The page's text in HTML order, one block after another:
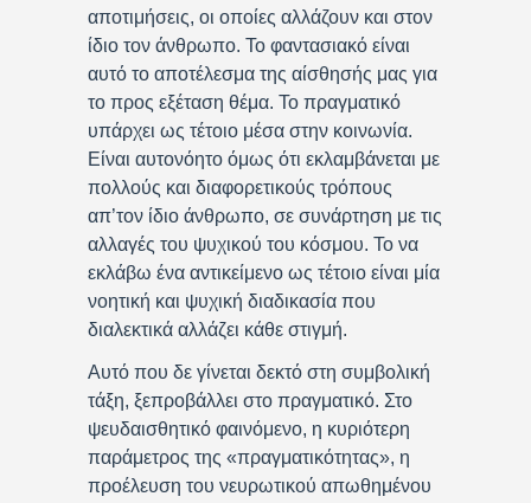
αποτιμήσεις, οι οποίες αλλάζουν και στον
ίδιο τον άνθρωπο. Το φαντασιακό είναι
αυτό το αποτέλεσμα της αίσθησής μας για
το προς εξέταση θέμα. Το πραγματικό
υπάρχει ως τέτοιο μέσα στην κοινωνία.
Είναι αυτονόητο όμως ότι εκλαμβάνεται με
πολλούς και διαφορετικούς τρόπους
απ’τον ίδιο άνθρωπο, σε συνάρτηση με τις
αλλαγές του ψυχικού του κόσμου. Το να
εκλάβω ένα αντικείμενο ως τέτοιο είναι μία
νοητική και ψυχική διαδικασία που
διαλεκτικά αλλάζει κάθε στιγμή.
Αυτό που δε γίνεται δεκτό στη συμβολική
τάξη, ξεπροβάλλει στο πραγματικό. Στο
ψευδαισθητικό φαινόμενο, η κυριότερη
παράμετρος της «πραγματικότητας», η
προέλευση του νευρωτικού απωθημένου